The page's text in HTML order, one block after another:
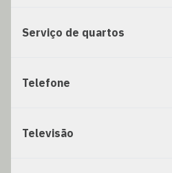
Serviço de quartos
Telefone
Televisão